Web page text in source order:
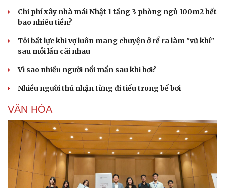
Du lịch
Tư vấn
Săn Tour
check-in
Podcast
Câu chuyện thời sự
Đọc truyện đêm khuya
Cửa sổ tình yêu
Kể chuyện cho bé
Hạt giống tâm hồn
Chi phí xây nhà mái Nhật 1 tầng 3 phòng ngủ 100m2 hết
bao nhiêu tiền?
Tôi bất lực khi vợ luôn mang chuyện ở rể ra làm "vũ khí"
sau mỗi lần cãi nhau
Vì sao nhiều người nổi mẩn sau khi bơi?
Nhiều người thú nhận từng đi tiểu trong bể bơi
VĂN HÓA